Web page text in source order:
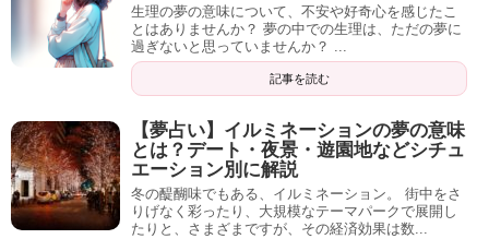
生理の夢の意味について、不安や好奇心を感じたこ
とはありませんか？ 夢の中での生理は、ただの夢に
過ぎないと思っていませんか？ ...
記事を読む
【夢占い】イルミネーションの夢の意味
とは？デート・夜景・遊園地などシチュ
エーション別に解説
冬の醍醐味でもある、イルミネーション。 街中をさ
りげなく彩ったり、大規模なテーマパークで展開し
たりと、さまざまですが、その経済効果は数...